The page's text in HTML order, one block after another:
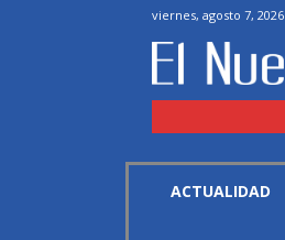
viernes, agosto 7, 2026
ACTUALIDAD